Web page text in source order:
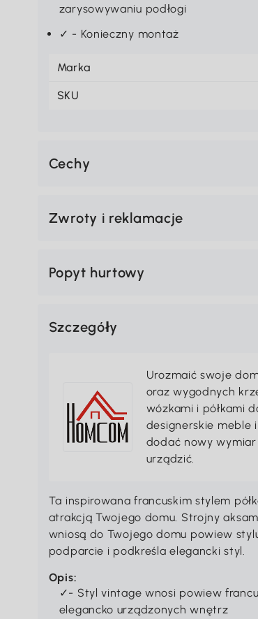
zarysowywaniu podłogi
✓ - Konieczny montaż
Marka
SKU
Cechy
Zwroty i reklamacje
Popyt hurtowy
Szczegóły
Urozmaić swoje
oraz wygodnych
wózkami i półkami
designerskie meble
dodać nowy
urządzić.
Ta inspirowana francuskim stylem
atrakcją Twojego domu. Strojny
wniosą do Twojego domu powiew
podparcie i podkreśla elegancki styl.
Opis:
✓- Styl vintage wnosi powiew
elegancko urządzonych wnętrz